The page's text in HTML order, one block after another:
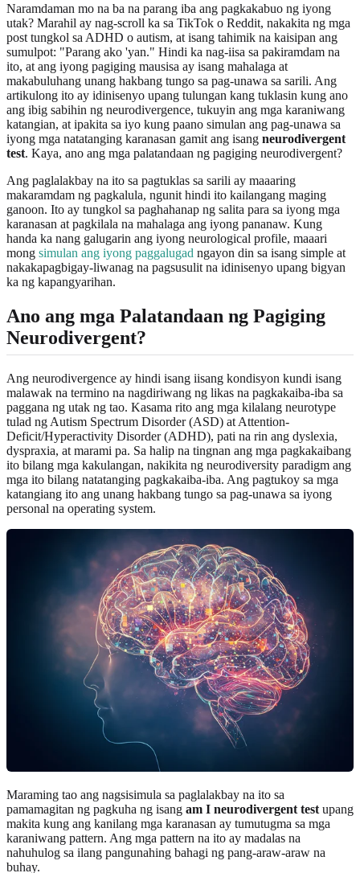
Naramdaman mo na ba na parang iba ang pagkakabuo ng iyong
utak? Marahil ay nag-scroll ka sa TikTok o Reddit, nakakita ng mga
post tungkol sa ADHD o autism, at isang tahimik na kaisipan ang
sumulpot: "Parang ako 'yan." Hindi ka nag-iisa sa pakiramdam na
ito, at ang iyong pagiging mausisa ay isang mahalaga at
makabuluhang unang hakbang tungo sa pag-unawa sa sarili. Ang
artikulong ito ay idinisenyo upang tulungan kang tuklasin kung ano
ang ibig sabihin ng neurodivergence, tukuyin ang mga karaniwang
katangian, at ipakita sa iyo kung paano simulan ang pag-unawa sa
iyong mga natatanging karanasan gamit ang isang neurodivergent
test. Kaya, ano ang mga palatandaan ng pagiging neurodivergent?
Ang paglalakbay na ito sa pagtuklas sa sarili ay maaaring
makaramdam ng pagkalula, ngunit hindi ito kailangang maging
ganoon. Ito ay tungkol sa paghahanap ng salita para sa iyong mga
karanasan at pagkilala na mahalaga ang iyong pananaw. Kung
handa ka nang galugarin ang iyong neurological profile, maaari
mong simulan ang iyong paggalugad ngayon din sa isang simple at
nakakapagbigay-liwanag na pagsusulit na idinisenyo upang bigyan
ka ng kapangyarihan.
Ano ang mga Palatandaan ng Pagiging
Neurodivergent?
Ang neurodivergence ay hindi isang iisang kondisyon kundi isang
malawak na termino na nagdiriwang ng likas na pagkakaiba-iba sa
paggana ng utak ng tao. Kasama rito ang mga kilalang neurotype
tulad ng Autism Spectrum Disorder (ASD) at Attention-
Deficit/Hyperactivity Disorder (ADHD), pati na rin ang dyslexia,
dyspraxia, at marami pa. Sa halip na tingnan ang mga pagkakaibang
ito bilang mga kakulangan, nakikita ng neurodiversity paradigm ang
mga ito bilang natatanging pagkakaiba-iba. Ang pagtukoy sa mga
katangiang ito ang unang hakbang tungo sa pag-unawa sa iyong
personal na operating system.
Maraming tao ang nagsisimula sa paglalakbay na ito sa
pamamagitan ng pagkuha ng isang am I neurodivergent test upang
makita kung ang kanilang mga karanasan ay tumutugma sa mga
karaniwang pattern. Ang mga pattern na ito ay madalas na
nahuhulog sa ilang pangunahing bahagi ng pang-araw-araw na
buhay.